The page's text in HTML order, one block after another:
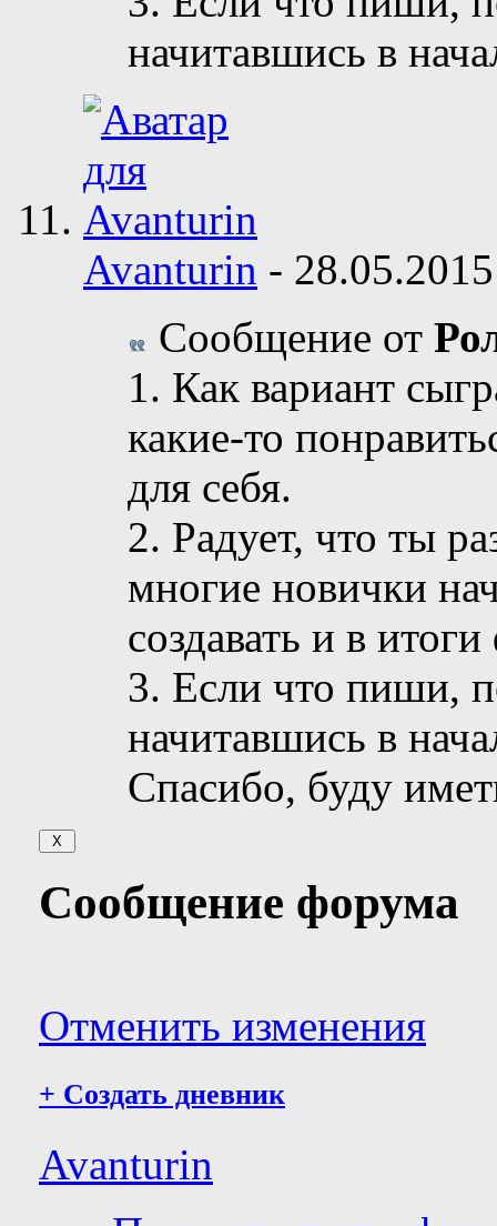
начитавшись в
Avanturin -
Сообщение от
1. Как вариант
какие-то
для себя.
2. Радует, что ты
многие новички
создавать и в
3. Если что пиши,
начитавшись в
Спасибо, буду
Сообщение форума
Отменить изменения
+ Создать дневник
Avanturin